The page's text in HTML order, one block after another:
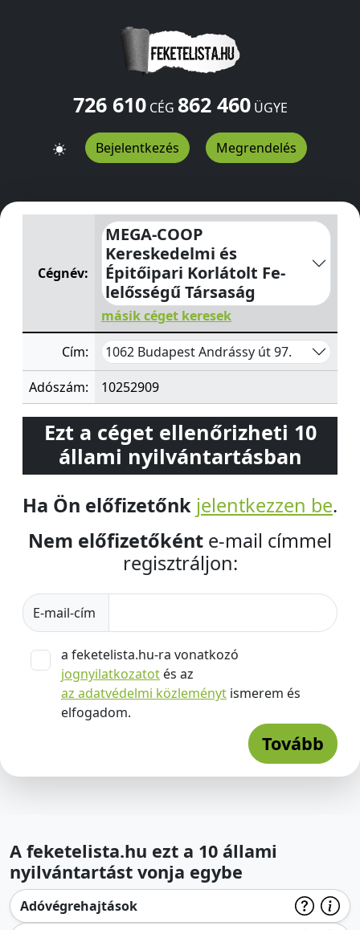
726 610CÉG 862 460ÜGYE
Bejelentkezés Megrendelés
MEGA-COOP Kereskedelmi és Épitőipari Korlátolt Fe-
Cégnév:
MEGA-COOP
Kereskedelmi és
Épitőipari Korlátolt Fe-
lelősségű Társaság
másik céget keresek
Cím: 1062 Budapest Andrássy út 97.
Adószám: 10252909
Ezt a céget ellenőrizheti 10
állami nyilvántartásban
Ha Ön előfizetőnk jelentkezzen be.
Nem előfizetőként e-mail címmel
regisztráljon:
E-mail-cím
a feketelista.hu-ra vonatkozó
jognyilatkozatot és az
az adatvédelmi közleményt ismerem és
elfogadom.
Tovább
A feketelista.hu ezt a 10 állami
nyilvántartást vonja egybe
Adóvégrehajtások